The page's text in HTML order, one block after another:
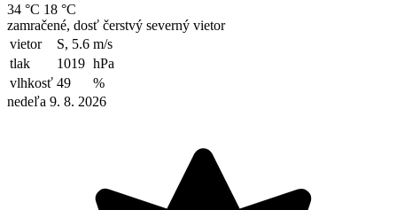
34 °C 18 °C
zamračené, dosť čerstvý severný vietor
vietor
S, 5.6 m/s
tlak
1019 hPa
vlhkosť 49
%
nedeľa 9. 8. 2026